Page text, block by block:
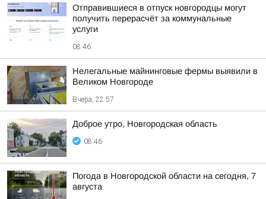
Отправившиеся в отпуск новгородцы могут
получить перерасчёт за коммунальные
услуги
08:46
Нелегальные майнинговые фермы выявили в
Великом Новгороде
Вчера, 22:57
Доброе утро, Новгородская область
08:46
Погода в Новгородской области на сегодня, 7
августа